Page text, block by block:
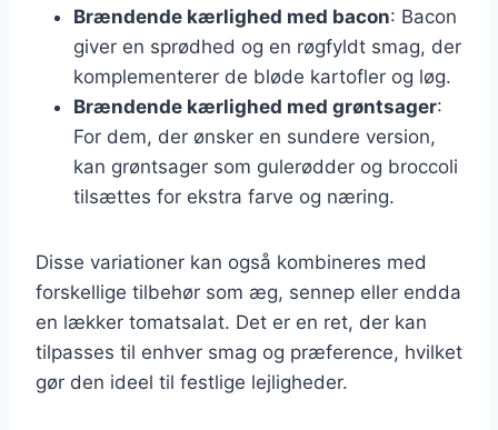
Brændende kærlighed med bacon: Bacon
giver en sprødhed og en røgfyldt smag, der
komplementerer de bløde kartofler og løg.
Brændende kærlighed med grøntsager:
For dem, der ønsker en sundere version,
kan grøntsager som gulerødder og broccoli
tilsættes for ekstra farve og næring.
Disse variationer kan også kombineres med
forskellige tilbehør som æg, sennep eller endda
en lækker tomatsalat. Det er en ret, der kan
tilpasses til enhver smag og præference, hvilket
gør den ideel til festlige lejligheder.